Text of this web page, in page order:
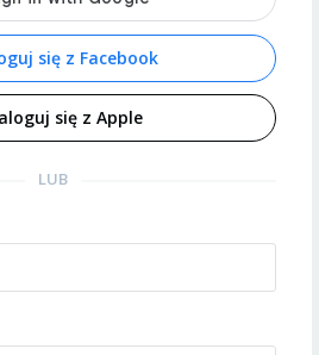
się z Facebook
się z Apple
LUB